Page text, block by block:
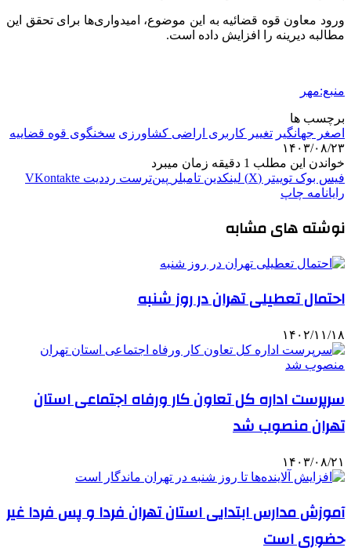
ورود معاون قوه قضائیه به این موضوع، امیدواری‌ها برای تحقق این
مطالبه دیرینه را افزایش داده است.
منبع:مهر
برچسب ها
اصغر جهانگیر تغییر کاربری اراضی کشاورزی سخنگوی قوه قضاییه
۱۴۰۳/۰۸/۲۳
خواندن این مطلب 1 دقیقه زمان میبرد
فیس بوک توییتر (X) لینکدین ‫تامبلر ‫پین‌ترست ‫رددیت ‫VKontakte
رایانامه چاپ
نوشته های مشابه
احتمال تعطیلی تهران در روز شنبه
۱۴۰۲/۱۱/۱۸
سرپرست اداره کل تعاون کار ورفاه اجتماعی استان
تهران منصوب شد
۱۴۰۳/۰۸/۲۱
آموزش مدارس ابتدایی استان تهران فردا و پس فردا غیر
حضوری است